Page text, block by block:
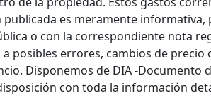
es meramente
o con la correspondiente nota
posibles errores, cambios de precio
Disponemos de DIA -Documento
con toda la información